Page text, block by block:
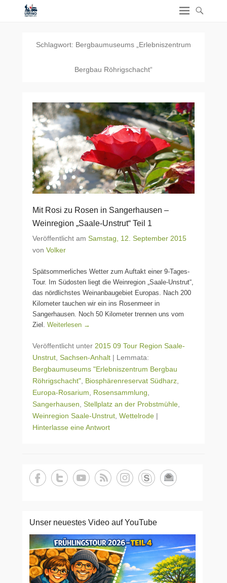
Schlagwort: Bergbaumuseums „Erlebniszentrum
Bergbau Röhrigschacht“
Mit Rosi zu Rosen in Sangerhausen –
Weinregion „Saale-Unstrut“ Teil 1
Veröffentlicht am Samstag, 12. September 2015
von Volker
Spätsommerliches Wetter zum Auftakt einer 9-Tages-
Tour. Im Südosten liegt die Weinregion „Saale-Unstrut“,
das nördlichstes Weinanbaugebiet Europas. Nach 200
Kilometer tauchen wir ein ins Rosenmeer in
Sangerhausen. Noch 50 Kilometer trennen uns vom
Ziel. Weiterlesen →
Veröffentlicht unter 2015 09 Tour Region Saale-
Unstrut Sachsen-Anhalt | Lemmata:
Bergbaumuseums "Erlebniszentrum Bergbau
Röhrigschacht" Biosphärenreservat Südharz
Europa-Rosarium
Rosensammlung
Sangerhausen Stellplatz an der Probstmühle
Weinregion Saale-Unstrut Wettelrode |
Hinterlasse eine Antwort
Unser neuestes Video auf YouTube